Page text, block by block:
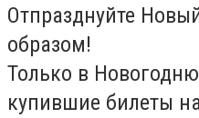
Отпразднуйте
образом!
Только в
купившие билеты